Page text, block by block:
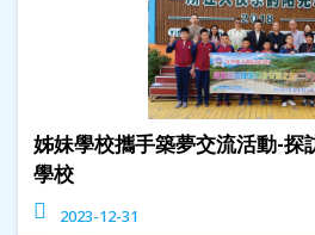
姊妹學校攜手築夢交流活動-探
學校
2023-12-31